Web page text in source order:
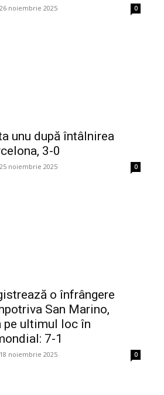
26 noiembrie 2025 0
unu după întâlnirea
3-0
25 noiembrie 2025 0
o înfrângere
San Marino,
pe ultimul loc în
7-1
18 noiembrie 2025 0